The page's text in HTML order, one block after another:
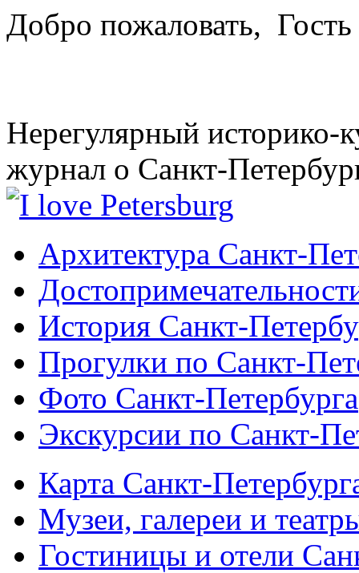
Добро пожаловать, Гость
Нерегулярный историко-
журнал о Санкт-
Архитектура Санкт-
История Санкт-
Прогулки по Санкт-
Фото Санкт-Петербурга
Экскурсии по Санкт-
Карта Санкт-
Музеи, галереи и
Гостиницы и отели